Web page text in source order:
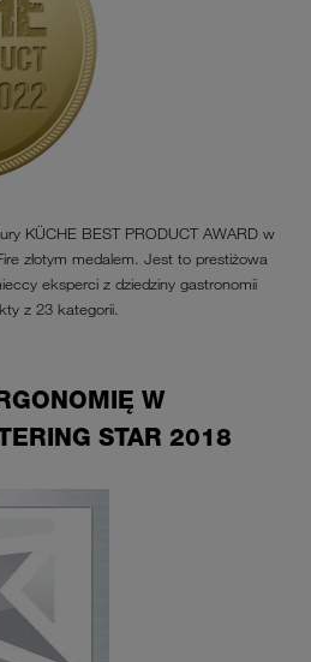
KÜCHE BEST PRODUCT AWARD w
złotym medalem. Jest to prestiżowa
eksperci z dziedziny gastronomii
z 23 kategorii.
W
STAR 2018